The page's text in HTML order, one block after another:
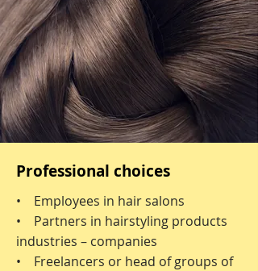
Professional choices
• Employees in hair salons
• Partners in hairstyling products
industries – companies
• Freelancers or head of groups of